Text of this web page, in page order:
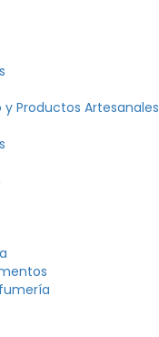
Productos Artesanales